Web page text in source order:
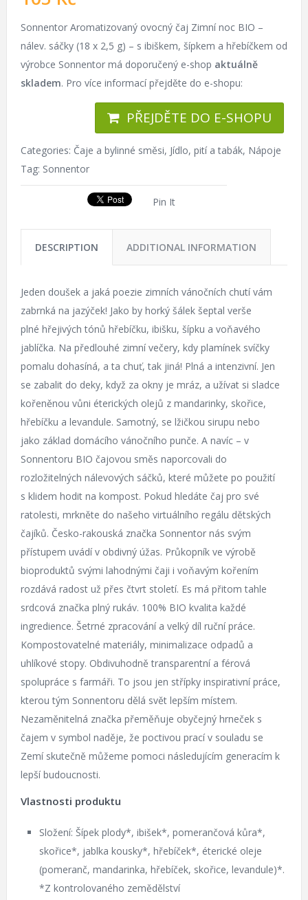
Sonnentor Aromatizovaný ovocný čaj Zimní noc BIO –
nálev. sáčky (18 x 2,5 g) – s ibiškem, šípkem a hřebíčkem od
výrobce Sonnentor má doporučený e-shop aktuálně
skladem. Pro více informací přejděte do e-shopu:
PŘEJDĚTE DO E-SHOPU
Categories: Čaje a bylinné směsi, Jídlo, pití a tabák, Nápoje
Tag: Sonnentor
Pin It
DESCRIPTION ADDITIONAL INFORMATION
Jeden doušek a jaká poezie zimních vánočních chutí vám
zabrnká na jazýček! Jako by horký šálek šeptal verše
plné hřejivých tónů hřebíčku, ibišku, šípku a voňavého
jablíčka. Na předlouhé zimní večery, kdy plamínek svíčky
pomalu dohasíná, a ta chuť, tak jiná! Plná a intenzivní. Jen
se zabalit do deky, když za okny je mráz, a užívat si sladce
kořeněnou vůni éterických olejů z mandarinky, skořice,
hřebíčku a levandule. Samotný, se lžičkou sirupu nebo
jako základ domácího vánočního punče. A navíc – v
Sonnentoru BIO čajovou směs naporcovali do
rozložitelných nálevových sáčků, které můžete po použití
s klidem hodit na kompost. Pokud hledáte čaj pro své
ratolesti, mrkněte do našeho virtuálního regálu dětských
čajíků. Česko-rakouská značka Sonnentor nás svým
přístupem uvádí v obdivný úžas. Průkopník ve výrobě
bioproduktů svými lahodnými čaji i voňavým kořením
rozdává radost už přes čtvrt století. Es má přitom tahle
srdcová značka plný rukáv. 100% BIO kvalita každé
ingredience. Šetrné zpracování a velký díl ruční práce.
Kompostovatelné materiály, minimalizace odpadů a
uhlíkové stopy. Obdivuhodně transparentní a férová
spolupráce s farmáři. To jsou jen střípky inspirativní práce,
kterou tým Sonnentoru dělá svět lepším místem.
Nezaměnitelná značka přeměňuje obyčejný hrneček s
čajem v symbol naděje, že poctivou prací v souladu se
Zemí skutečně můžeme pomoci následujícím generacím k
lepší budoucnosti.
Vlastnosti produktu
Složení: Šípek plody*, ibišek*, pomerančová kůra*,
skořice*, jablka kousky*, hřebíček*, éterické oleje
(pomeranč, mandarinka, hřebíček, skořice, levandule)*.
*Z kontrolovaného zemědělství